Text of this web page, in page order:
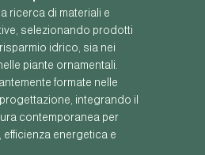
ricerca di materiali e
selezionando prodotti
idrico, sia nei
piante ornamentali.
formate nelle
integrando il
contemporanea per
energetica e